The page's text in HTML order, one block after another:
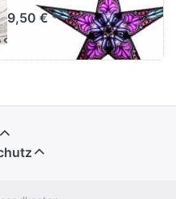
9,50 € *